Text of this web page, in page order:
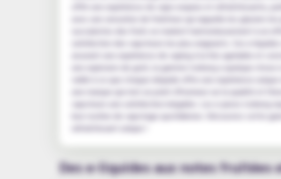
offrir une expérience de vape exquise et rafraîchissante,
avec une sensation de fraîcheur qui rappelle les glaciers
succulentes des fruits se marient harmonieusement à un
satisfaction des vapoteurs les plus exigeants. Ces e-
assurant une expérience de vaping à la fois agréable et
une explosion de goût, la gamme Iceberg a quelque
veillé à ce que chaque eliquide offre une expérience
une marque qui met un point d'honneur sur la qualité et
vapoteurs une satisfaction inégalée. Les e-juices Iceberg
leur routine de vapotage quotidienne. Découvrez cette
Des e-liquides aux notes fruitées